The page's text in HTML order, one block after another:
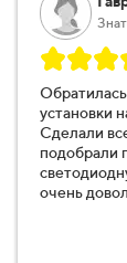
установки
Сделали
подобрали
очень